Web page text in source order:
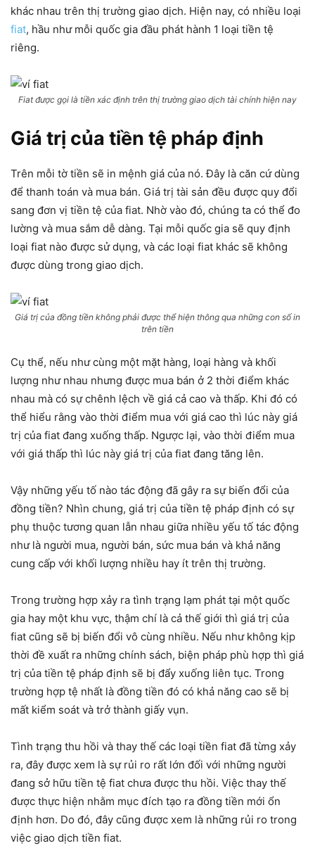
khác nhau trên thị trường giao dịch. Hiện nay, có nhiều loại
fiat, hầu như mỗi quốc gia đầu phát hành 1 loại tiền tệ
riêng.
Fiat được gọi là tiền xác định trên thị trường giao dịch tài chính hiện nay
Giá trị của tiền tệ pháp định
Trên mỗi tờ tiền sẽ in mệnh giá của nó. Đây là căn cứ dùng
để thanh toán và mua bán. Giá trị tài sản đều được quy đổi
sang đơn vị tiền tệ của fiat. Nhờ vào đó, chúng ta có thể đo
lường và mua sắm dễ dàng. Tại mỗi quốc gia sẽ quy định
loại fiat nào được sử dụng, và các loại fiat khác sẽ không
được dùng trong giao dịch.
Giá trị của đồng tiền không phải được thể hiện thông qua những con số in
trên tiền
Cụ thể, nếu như cùng một mặt hàng, loại hàng và khối
lượng như nhau nhưng được mua bán ở 2 thời điểm khác
nhau mà có sự chênh lệch về giá cả cao và thấp. Khi đó có
thể hiểu rằng vào thời điểm mua với giá cao thì lúc này giá
trị của fiat đang xuống thấp. Ngược lại, vào thời điểm mua
với giá thấp thì lúc này giá trị của fiat đang tăng lên.
Vậy những yếu tố nào tác động đã gây ra sự biến đổi của
đồng tiền? Nhìn chung, giá trị của tiền tệ pháp định có sự
phụ thuộc tương quan lẫn nhau giữa nhiều yếu tố tác động
như là người mua, người bán, sức mua bán và khả năng
cung cấp với khối lượng nhiều hay ít trên thị trường.
Trong trường hợp xảy ra tình trạng lạm phát tại một quốc
gia hay một khu vực, thậm chí là cả thế giới thì giá trị của
fiat cũng sẽ bị biến đổi vô cùng nhiều. Nếu như không kịp
thời đề xuất ra những chính sách, biện pháp phù hợp thì giá
trị của tiền tệ pháp định sẽ bị đẩy xuống liên tục. Trong
trường hợp tệ nhất là đồng tiền đó có khả năng cao sẽ bị
mất kiểm soát và trở thành giấy vụn.
Tình trạng thu hồi và thay thế các loại tiền fiat đã từng xảy
ra, đây được xem là sự rủi ro rất lớn đối với những người
đang sở hữu tiền tệ fiat chưa được thu hồi. Việc thay thế
được thực hiện nhằm mục đích tạo ra đồng tiền mới ổn
định hơn. Do đó, đây cũng được xem là những rủi ro trong
việc giao dịch tiền fiat.